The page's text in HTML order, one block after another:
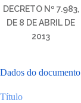
DECRETO Nº 7.983,
DE 8 DE ABRIL DE
2013
Dados do documento
Título